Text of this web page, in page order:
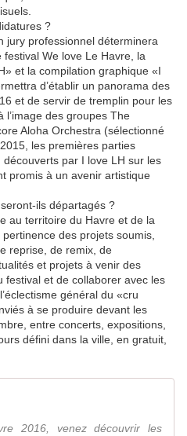
?
jury professionnel déterminera
We love Le Havre, la
et la compilation graphique «I
d’établir un panorama des
et de servir de tremplin pour les
l’image des groupes The
Aloha Orchestra (sélectionné
les premières parties
par I love LH sur les
promis à un avenir artistique
ils départagés ?
au territoire du Havre et de la
des projets soumis,
reprise, de remix, de
et projets à venir des
festival et de collaborer avec les
général du «cru
à se produire devant les
entre concerts, expositions,
défini dans la ville, en gratuit,
2016, venez découvrir les